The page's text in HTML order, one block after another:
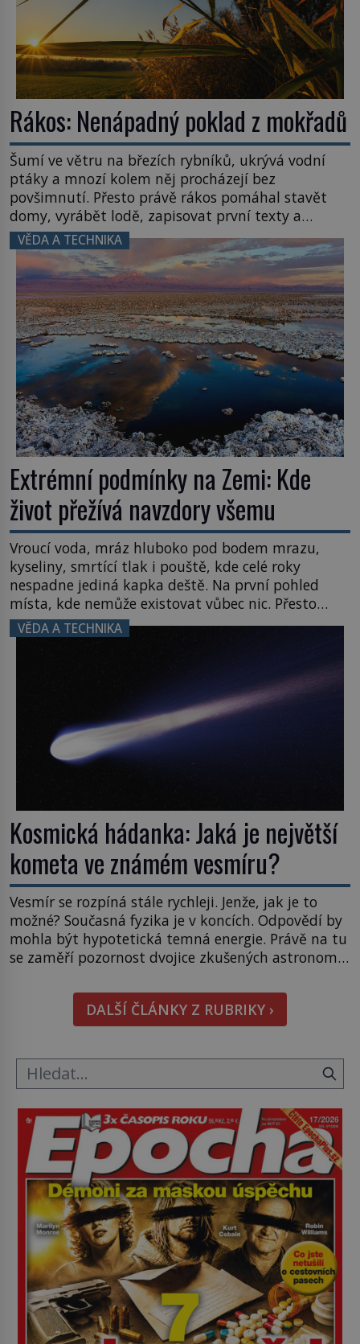
Rákos: Nenápadný poklad z mokřadů
Šumí ve větru na březích rybníků, ukrývá vodní
ptáky a mnozí kolem něj procházejí bez
povšimnutí. Přesto právě rákos pomáhal stavět
domy, vyrábět lodě, zapisovat první texty a
inspiroval řadu pověstí. Tato skromná, ale
užitečná rostlina provází člověka už tisíce let.
Většina lidí vnímá rákos jen jako obyčejnou kulisu
letního koupání. Stačí se však podívat […]
VĚDA A TECHNIKA
Extrémní podmínky na Zemi: Kde
život přežívá navzdory všemu
Vroucí voda, mráz hluboko pod bodem mrazu,
kyseliny, smrtící tlak i pouště, kde celé roky
nespadne jediná kapka deště. Na první pohled
místa, kde nemůže existovat vůbec nic. Přesto
právě tady vědci objevují organismy, které
posouvají hranice života. Každý nový nález mění
napovídá, kde bychom jednou […]
VĚDA A TECHNIKA
Kosmická hádanka: Jaká je největší
kometa ve známém vesmíru?
Vesmír se rozpíná stále rychleji. Jenže, jak je to
možné? Současná fyzika je v koncích. Odpovědí by
mohla být hypotetická temná energie. Právě na tu
se zaměří pozornost dvojice zkušených astronomů.
hmatatelnějšího. Naprosto rekordní kometu!
Astronomové Pedro Bernardinelli a Gary Bernstein
mravenčí prací zkoumají archivní snímky v rámci
DALŠÍ ČLÁNKY Z RUBRIKY ›